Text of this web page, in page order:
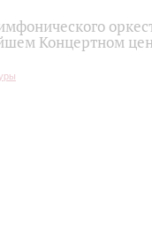
Концертном